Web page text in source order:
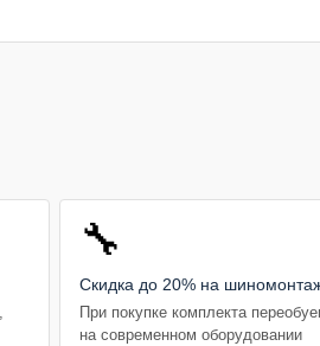
🔧
Скидка до 20% на
При покупке комплекта
на современном оборудовании